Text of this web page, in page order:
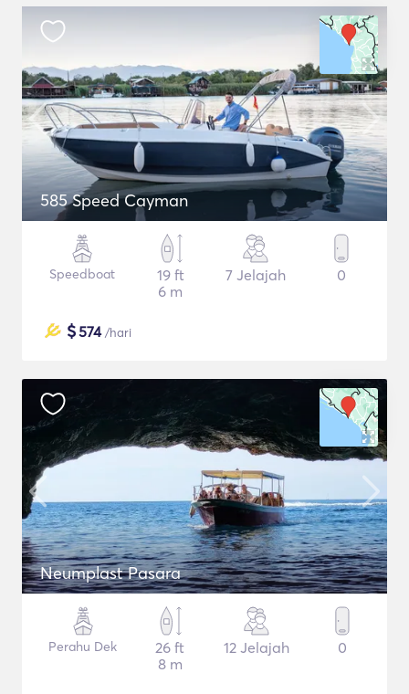
585 Speed Cayman
Speedboat
19 ft
6 m
7 Jelajah 0
$574/hari
Neumplast Pasara
Perahu Dek
26 ft
8 m
12 Jelajah 0